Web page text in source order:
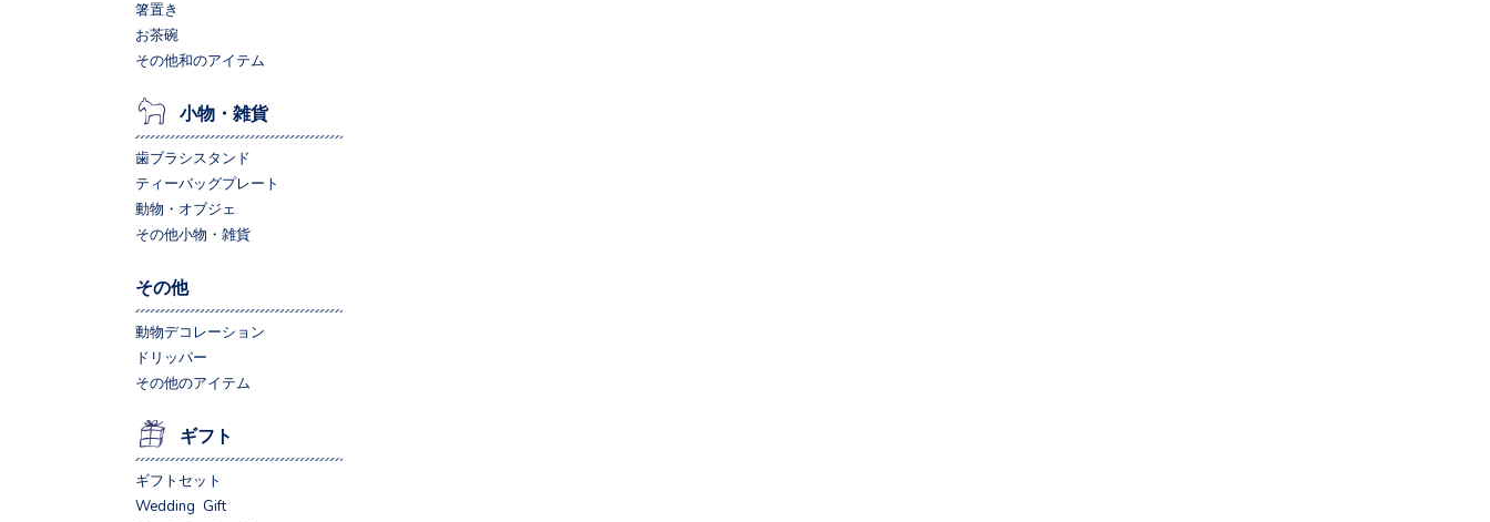
箸置き
お茶碗
その他和のアイテム
小物・雑貨
歯ブラシスタンド
ティーバッグプレート
動物・オブジェ
その他小物・雑貨
その他
動物デコレーション
ドリッパー
その他のアイテム
ギフト
ギフトセット
Wedding Gift